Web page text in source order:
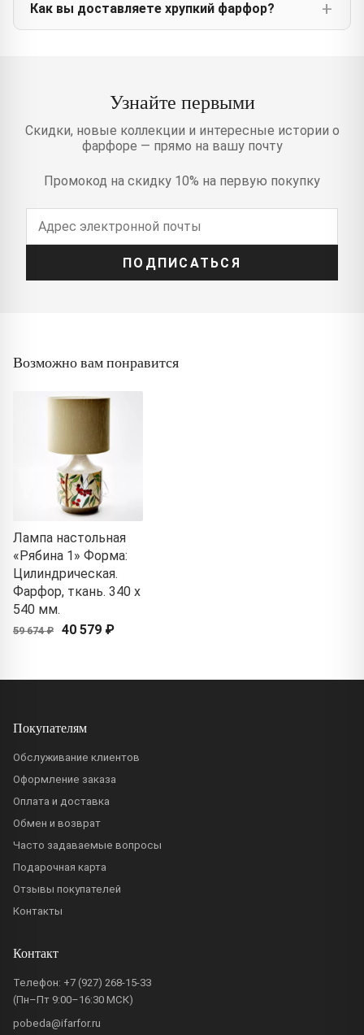
Как вы доставляете хрупкий фарфор?
Узнайте первыми
Скидки, новые коллекции и интересные истории о
фарфоре — прямо на вашу почту
Промокод на скидку 10% на первую покупку
ПОДПИСАТЬСЯ
Возможно вам понравится
Лампа настольная
«Рябина 1» Форма:
Цилиндрическая.
Фарфор, ткань. 340 x
540 мм.
59 674 ₽ 40 579 ₽
Покупателям
Обслуживание клиентов
Оформление заказа
Оплата и доставка
Обмен и возврат
Часто задаваемые вопросы
Подарочная карта
Отзывы покупателей
Контакты
Контакт
Телефон: +7 (927) 268-15-33
(Пн–Пт 9:00–16:30 МСК)
pobeda@ifarfor.ru